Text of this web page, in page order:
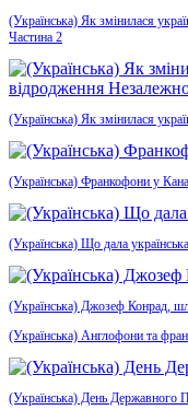
(Українська) Як змінилася
Частина 2
(Українська) Як змінилася
(Українська) Франкофони у
(Українська) Що дала
(Українська) Джозеф Конрад,
(Українська) Англофони та
(Українська) День Державного